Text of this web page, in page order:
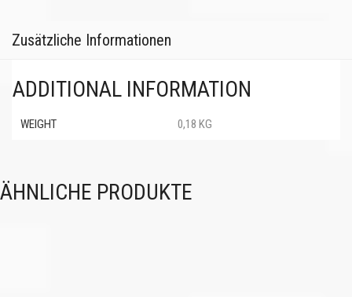
Zusätzliche Informationen
ADDITIONAL INFORMATION
WEIGHT 0,18 KG
ÄHNLICHE PRODUKTE